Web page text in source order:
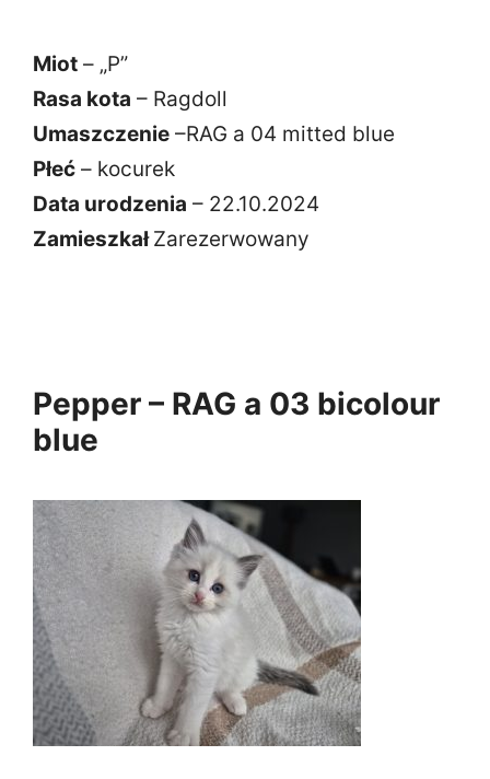
Miot – „P”
Rasa kota – Ragdoll
Umaszczenie –RAG a 04 mitted blue
Płeć – kocurek
Data urodzenia – 22.10.2024
ZamieszkałZarezerwowany
Pepper – RAG a 03 bicolour
blue